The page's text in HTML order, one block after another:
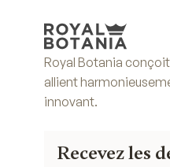
Royal Botania
allient
innovant.
Recevez les